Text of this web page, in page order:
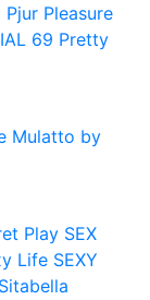
Pjur Pleasure
69 Pretty
Mulatto by
Play SEX
Life SEXY
Sitabella